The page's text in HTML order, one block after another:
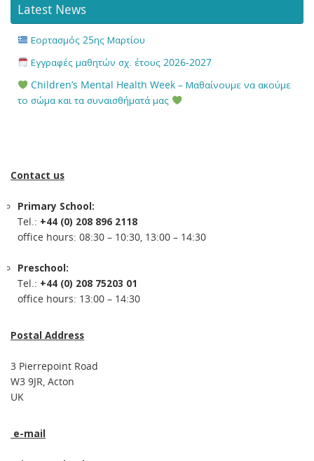
Latest News
Εορτασμός 25ης Μαρτίου
Εγγραφές μαθητών σχ. έτους 2026-2027
Children’s Mental Health Week – Μαθαίνουμε να ακούμε
το σώμα και τα συναισθήματά μας
Contact us
Primary School:
Tel.: +44 (0) 208 896 2118
office hours: 08:30 – 10:30, 13:00 – 14:30
Preschool:
Tel.: +44 (0) 208 75203 01
office hours: 13:00 – 14:30
Postal Address
3 Pierrepoint Road
W3 9JR, Acton
UK
e-mail